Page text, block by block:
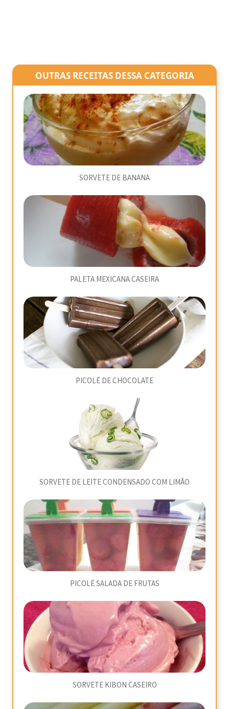
OUTRAS RECEITAS DESSA CATEGORIA
SORVETE DE BANANA
PALETA MEXICANA CASEIRA
PICOLÉ DE CHOCOLATE
SORVETE DE LEITE CONDENSADO COM LIMÃO
PICOLÉ SALADA DE FRUTAS
SORVETE KIBON CASEIRO